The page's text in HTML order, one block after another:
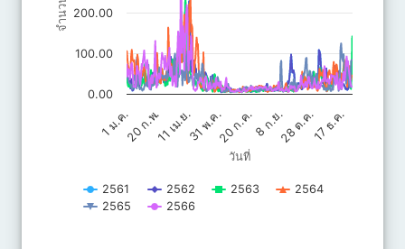
วันที่
จำนวน
1 ม.ค. 20 ก.ค.
20 ก.พ.11 เม.ย.31 พ.ค. 8 ก.ย.28 ต.ค.17 ธ.ค.
0.00
100.00
200.00
2561 2562 2563
2564
2565
2566